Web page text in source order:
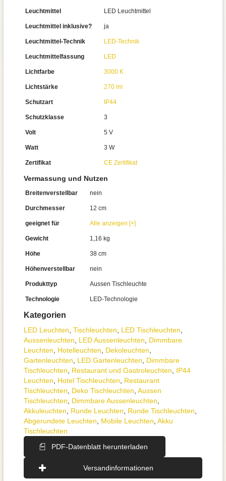
Kategorien
LED Leuchten Tisch­leuchten LED Tischleuchten
Aussen­leuchten
LED Aussenleuchten
Dimmbare
Leuchten
Hotelleuchten Dekoleuchten
Gartenleuchten
LED Gartenleuchten
Dimmbare
Tischleuchten
Restaurant und Gastroleuchten
IP44
Leuchten
Hotel Tischleuchten
Restaurant
Tischleuchten
Deko Tischleuchten Aussen
Tischleuchten
Dimmbare Aussenleuchten
Akkuleuchten
Runde Leuchten Runde Tischleuchten
Abgerundete Leuchten
Mobile Leuchten Akku
Tischleuchten
PDF-Datenblatt herunterladen
Versandinformationen
Leuchtmittel LED Leuchtmittel
Leuchtmittel inklusive? ja
Leuchtmittel-Technik LED-Technik
Leuchtmittelfassung LED
Lichtfarbe 3000 K
Lichtstärke 270 lm
Schutzart IP44
Schutzklasse 3
Volt 5 V
Watt 3 W
Zertifikat CE Zertifikat
Vermassung und Nutzen
Breitenverstellbar nein
Durchmesser 12 cm
geeignet für Alle anzeigen [+]
Gewicht 1,16 kg
Höhe 38 cm
Höhenverstellbar nein
Produkttyp Aussen Tischleuchte
Technologie LED-Technologie